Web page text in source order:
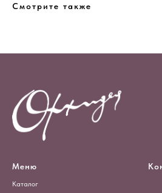
Смотрите также
Меню
Каталог